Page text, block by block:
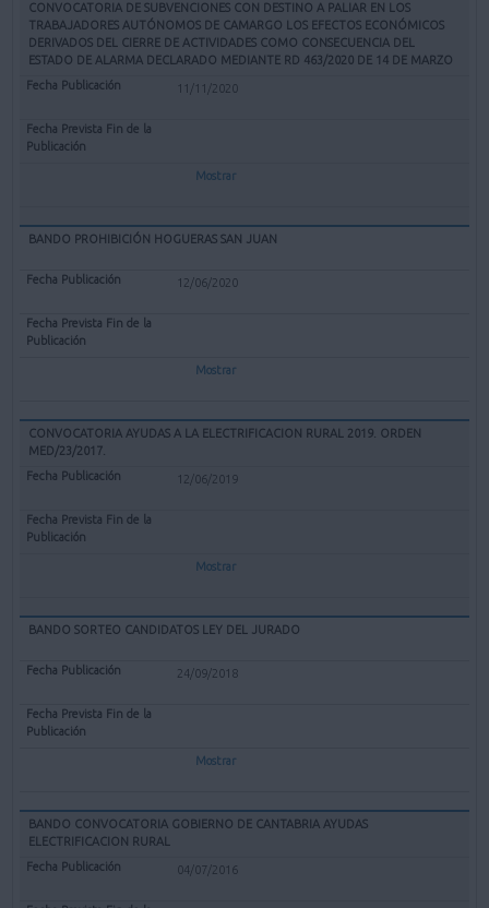
CONVOCATORIA DE SUBVENCIONES CON DESTINO A PALIAR EN LOS
TRABAJADORES AUTÓNOMOS DE CAMARGO LOS EFECTOS ECONÓMICOS
DERIVADOS DEL CIERRE DE ACTIVIDADES COMO CONSECUENCIA DEL
ESTADO DE ALARMA DECLARADO MEDIANTE RD 463/2020 DE 14 DE MARZO
11/11/2020
Mostrar
BANDO PROHIBICIÓN HOGUERAS SAN JUAN
12/06/2020
Mostrar
CONVOCATORIA AYUDAS A LA ELECTRIFICACION RURAL 2019. ORDEN
MED/23/2017.
12/06/2019
Mostrar
BANDO SORTEO CANDIDATOS LEY DEL JURADO
24/09/2018
Mostrar
BANDO CONVOCATORIA GOBIERNO DE CANTABRIA AYUDAS
ELECTRIFICACION RURAL
04/07/2016